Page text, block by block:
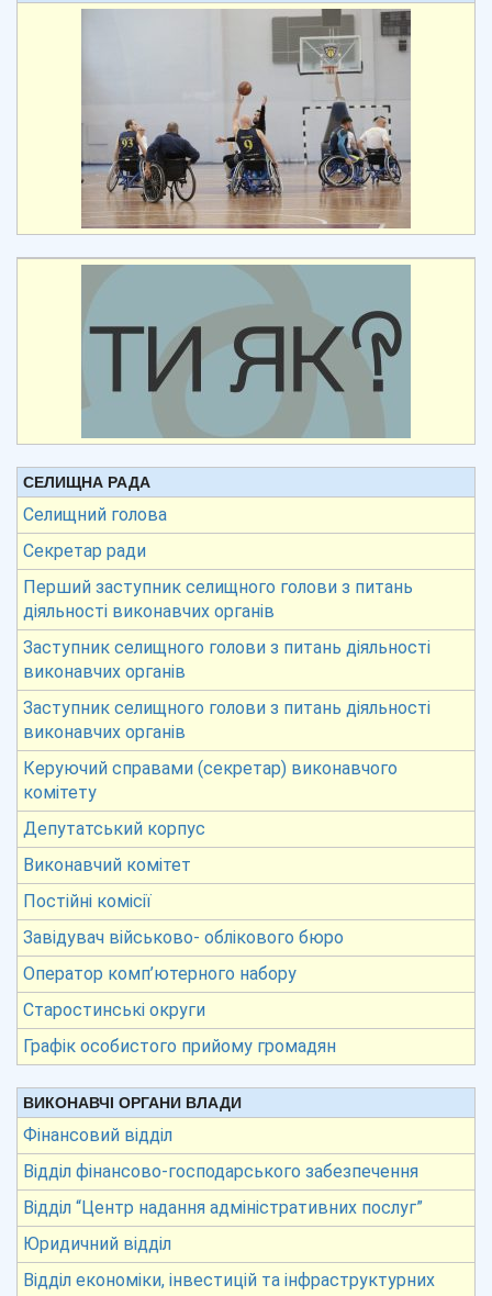
СЕЛИЩНА РАДА
Селищний голова
Секретар ради
Перший заступник селищного голови з питань
діяльності виконавчих органів
Заступник селищного голови з питань діяльності
виконавчих органів
Заступник селищного голови з питань діяльності
виконавчих органів
Керуючий справами (секретар) виконавчого
комітету
Депутатський корпус
Виконавчий комітет
Постійні комісії
Завідувач військово- облікового бюро
Оператор комп’ютерного набору
Старостинські округи
Графік особистого прийому громадян
ВИКОНАВЧІ ОРГАНИ ВЛАДИ
Фінансовий відділ
Відділ фінансово-господарського забезпечення
Відділ “Центр надання адміністративних послуг”
Юридичний відділ
Відділ економіки, інвестицій та інфраструктурних